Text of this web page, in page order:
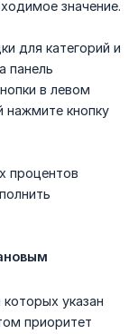
значение.
для категорий и
панель
в левом
нажмите кнопку
процентов
указан
приоритет